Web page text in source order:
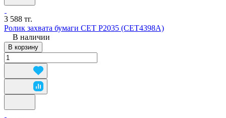
3 588 тг.
Ролик захвата бумаги CET P2035 (CET4398A)
В наличии
В корзину